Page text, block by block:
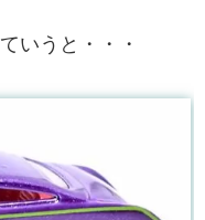
いうと・・・